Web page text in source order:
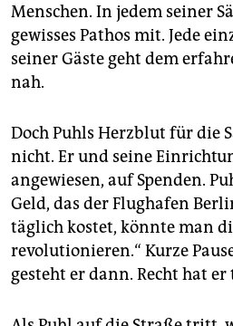
Menschen. In jedem seiner
gewisses Pathos mit. Jede
seiner Gäste geht dem
nah.
Doch Puhls Herzblut für die
nicht. Er und seine
angewiesen, auf Spenden.
Geld, das der Flughafen
täglich kostet, könnte man
revolutionieren.“ Kurze
gesteht er dann. Recht hat